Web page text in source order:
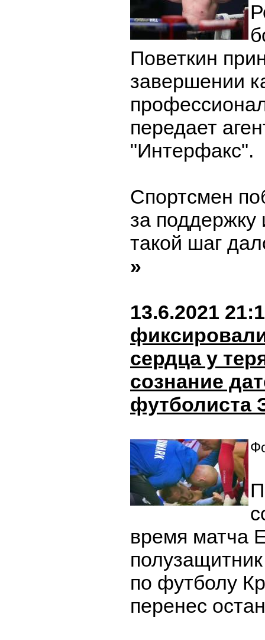
Поветкин
завершении
передает
"Интерфакс".
Спортсмен
за поддержку
такой шаг
»
13.6.2021
сердца у
сознание
футболиста
время матча
по футболу
перенес